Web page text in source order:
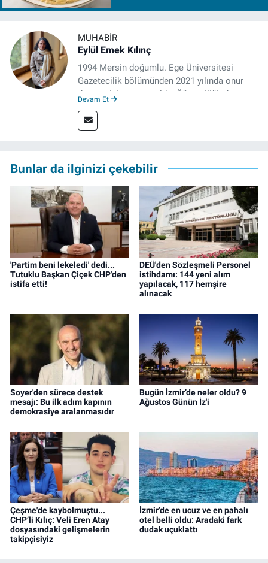
MUHABIR
Eylül Emek Kılınç
1994 Mersin doğumlu. Ege Üniversitesi
Gazetecilik bölümünden 2021 yılında onur
derecesiyle mezun oldu. Öğrenciliğinde
deneyimin dışında kapatılana kadar Artı TV
ve TELE1 TV Ankara bürolarında editör ve
Devam Et
Bunlar da ilginizi çekebilir
'Partim beni lekeledi' dedi...
Tutuklu Başkan Çiçek CHP'den
istifa etti!
DEÜ'den Sözleşmeli Personel
istihdamı: 144 yeni alım
yapılacak, 117 hemşire
alınacak
Soyer'den sürece destek
mesajı: Bu ilk adım kapının
demokrasiye aralanmasıdır
Bugün İzmir’de neler oldu? 9
Ağustos Günün İz'i
Çeşme'de kaybolmuştu...
CHP’li Kılıç: Veli Eren Atay
dosyasındaki gelişmelerin
takipçisiyiz
İzmir’de en ucuz ve en pahalı
otel belli oldu: Aradaki fark
dudak uçuklattı